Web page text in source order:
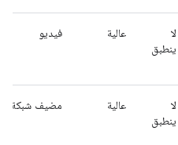
لا
ينطبق
عالية فيديو
لا
ينطبق
عالية مضيف شبكة WLAN